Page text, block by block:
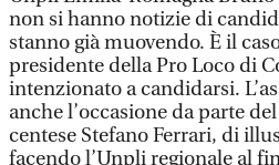
non si hanno notizie di
stanno già muovendo. È il
presidente della Pro Loco di
intenzionato a candidarsi.
anche l’occasione da parte
centese Stefano Ferrari, di
facendo l’Unpli regionale al